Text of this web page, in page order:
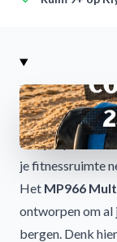
MP966 Multi
functionaliteit
Ben je op zoek
je fitnessruimte
Het MP966
ontworpen om
bergen. Denk